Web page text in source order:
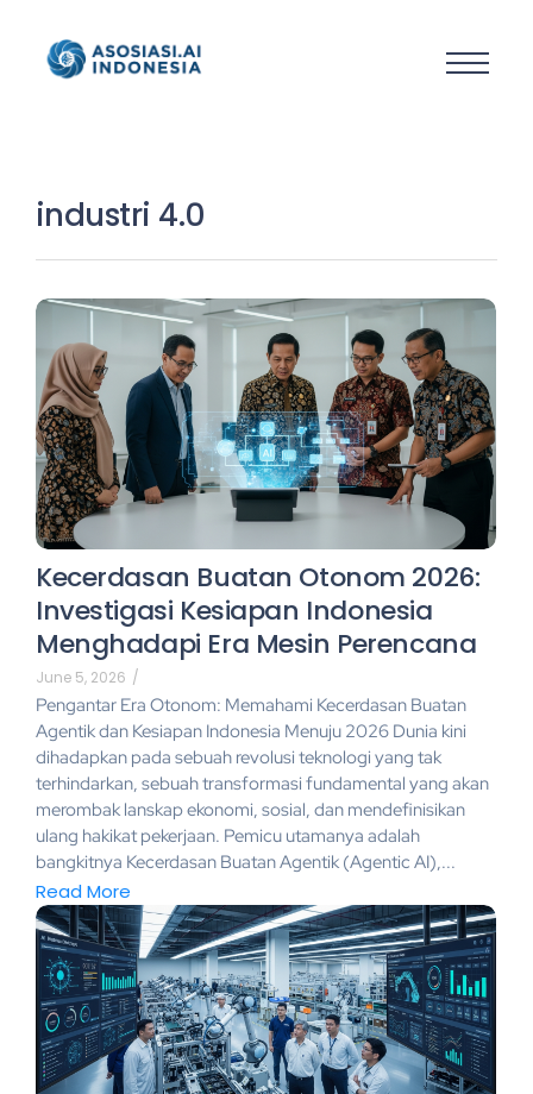
industri 4.0
Kecerdasan Buatan Otonom 2026:
Investigasi Kesiapan Indonesia
Menghadapi Era Mesin Perencana
June 5, 2026 /
Pengantar Era Otonom: Memahami Kecerdasan Buatan
Agentik dan Kesiapan Indonesia Menuju 2026 Dunia kini
dihadapkan pada sebuah revolusi teknologi yang tak
terhindarkan, sebuah transformasi fundamental yang akan
merombak lanskap ekonomi, sosial, dan mendefinisikan
ulang hakikat pekerjaan. Pemicu utamanya adalah
bangkitnya Kecerdasan Buatan Agentik (Agentic AI),...
Read More